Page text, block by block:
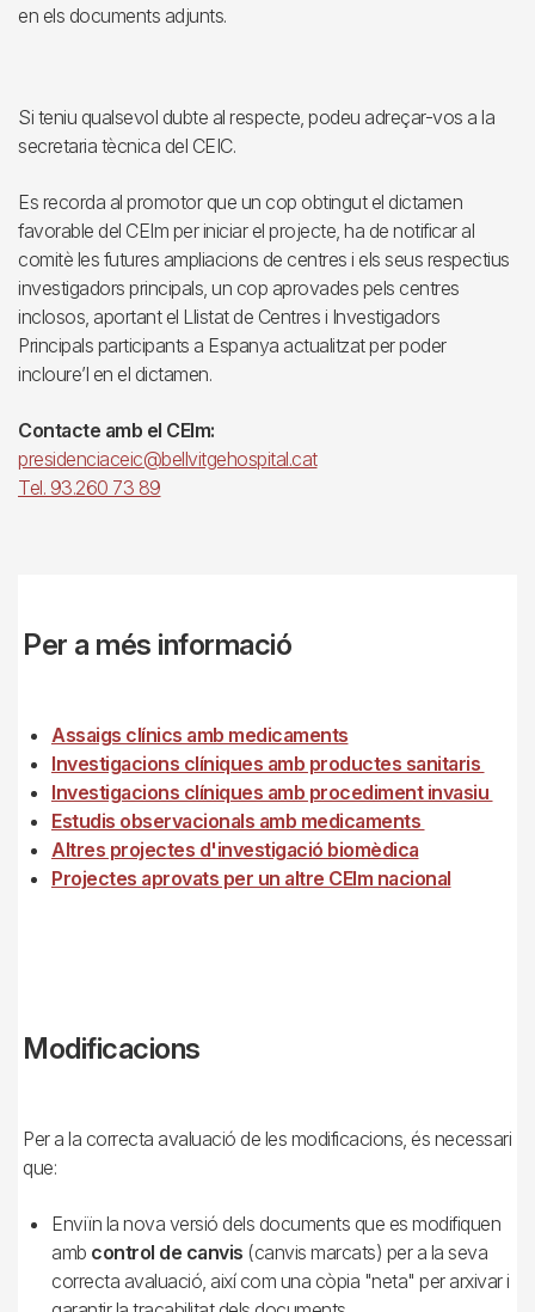
en els documents adjunts.
Si teniu qualsevol dubte al respecte, podeu adreçar-vos a la
secretaria tècnica del CEIC.
Es recorda al promotor que un cop obtingut el dictamen
favorable del CEIm per iniciar el projecte, ha de notificar al
comitè les futures ampliacions de centres i els seus respectius
investigadors principals, un cop aprovades pels centres
inclosos, aportant el Llistat de Centres i Investigadors
Principals participants a Espanya actualitzat per poder
incloure’l en el dictamen.
Contacte amb el CEIm:
presidenciaceic@bellvitgehospital.cat
Tel. 93.260 73 89
Per a més informació
Assaigs clínics amb medicaments
Investigacions clíniques amb productes sanitaris
Investigacions clíniques amb procediment invasiu
Estudis observacionals amb medicaments
Altres projectes d'investigació biomèdica
Projectes aprovats per un altre CEIm nacional
Modificacions
Per a la correcta avaluació de les modificacions, és necessari
que:
Enviïn la nova versió dels documents que es modifiquen
amb control de canvis (canvis marcats) per a la seva
correcta avaluació, així com una còpia "neta" per arxivar i